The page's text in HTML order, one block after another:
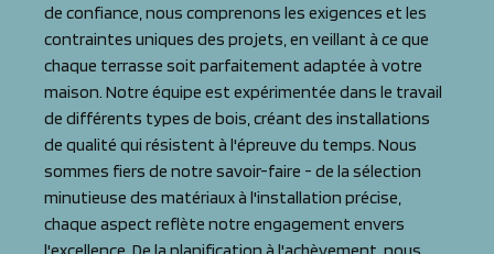
de confiance, nous comprenons les exigences et les
contraintes uniques des projets, en veillant à ce que
chaque terrasse soit parfaitement adaptée à votre
maison. Notre équipe est expérimentée dans le travail
de différents types de bois, créant des installations
de qualité qui résistent à l'épreuve du temps. Nous
sommes fiers de notre savoir-faire - de la sélection
minutieuse des matériaux à l'installation précise,
chaque aspect reflète notre engagement envers